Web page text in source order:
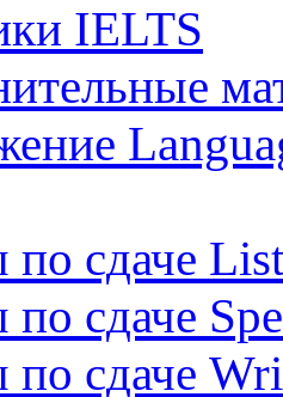
IELTS
по сдаче
сдаче
по сдаче